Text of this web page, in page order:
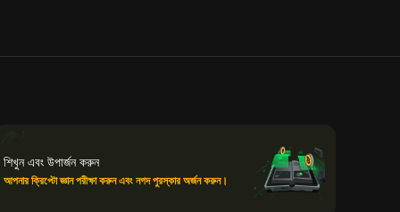
শিখুন এবং উপার্জন করুন
আপনার ক্রিপ্টো জ্ঞান পরীক্ষা করুন এবং নগদ পুরস্কার অর্জন করুন।